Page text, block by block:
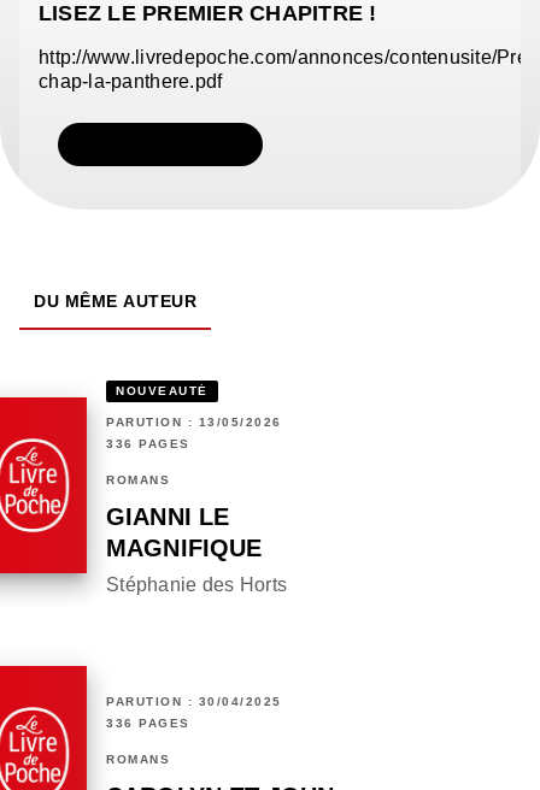
LISEZ LE PREMIER CHAPITRE !
http://www.livredepoche.com/annonces/contenusite/
chap-la-panthere.pdf
DU MÊME AUTEUR
NOUVEAUTÉ
PARUTION : 13/05/2026
336 PAGES
ROMANS
GIANNI LE
MAGNIFIQUE
Stéphanie des Horts
PARUTION : 30/04/2025
336 PAGES
ROMANS